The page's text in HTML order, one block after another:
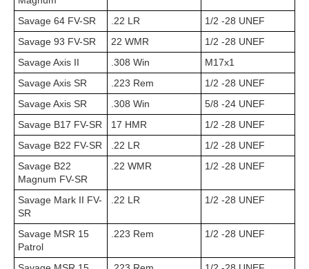
Savage 64 FV-SR .22 LR
1/2 -28 UNEF
Savage 93 FV-SR
22 WMR
1/2 -28 UNEF
Savage Axis II
.308 Win
M17x1
Savage Axis SR
.223 Rem
1/2 -28 UNEF
Savage Axis SR
.308 Win
5/8 -24 UNEF
Savage B17 FV-SR
17 HMR
1/2 -28 UNEF
Savage B22 FV-SR
.22 LR
1/2 -28 UNEF
Savage B22
Magnum FV-SR
.22 WMR 1/2 -28 UNEF
Savage Mark II FV-
SR
.22 LR 1/2 -28 UNEF
Savage MSR 15
Patrol
.223 Rem 1/2 -28 UNEF